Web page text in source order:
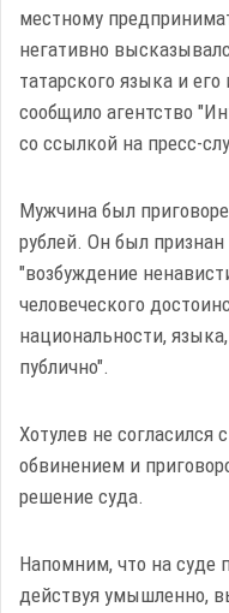
местному
негативно
татарского языка и
сообщило агентство
со ссылкой на пресс-
Мужчина был
рублей. Он был
"возбуждение
человеческого
национальности,
публично".
Хотулев не
обвинением и
решение суда.
Напомним, что на суде
действуя умышленно,